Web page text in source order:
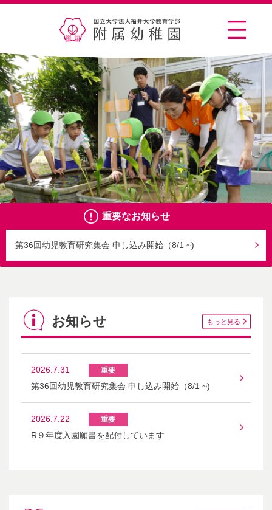
重要なお知らせ
第36回幼児教育研究集会 申し込み開始（8/1 ~)
お知らせ もっと見る
2026.7.31
第36回幼児教育研究集会 申し込み開始（8/1 ~)
2026.7.22
R９年度入園願書を配付しています